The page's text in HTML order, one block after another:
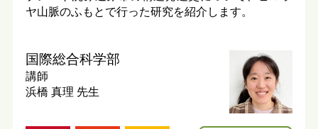
ヤ山脈のふもとで行った研究を紹介します。
国際総合科学部
講師
浜橋 真理 先生